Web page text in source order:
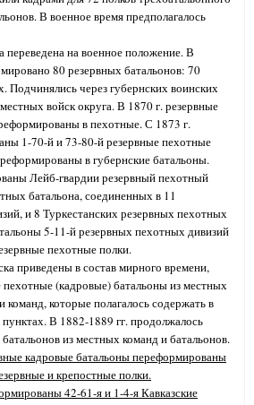
В военное время предполагалось
переведена на военное положение. В
80 резервных батальонов: 70
Подчинялись через губернских воинских
войск округа. В 1870 г. резервные
в пехотные. С 1873 г.
1-70-й и 73-80-й резервные пехотные
в губернские батальоны.
Лейб-гвардии резервный пехотный
батальона, соединенных в 11
и 8 Туркестанских резервных пехотных
5-11-й резервных пехотных дивизий
пехотные полки.
приведены в состав мирного времени,
(кадровые) батальоны из местных
команд, которые полагалось содержать в
В 1882-1889 гг. продолжалось
из местных команд и батальонов.
кадровые батальоны переформированы
и крепостные полки.
42-61-я и 1-4-я Кавказские